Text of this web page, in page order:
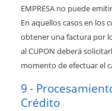
EMPRESA no puede
En aquellos casos en los
obtener una factura por
al CUPON deberá
momento de efectuar el
Crédito